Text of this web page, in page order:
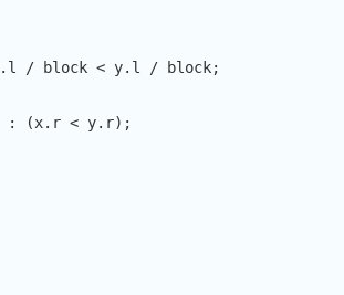
. l / block < y. l / block;
: (x. r < y. r) ;